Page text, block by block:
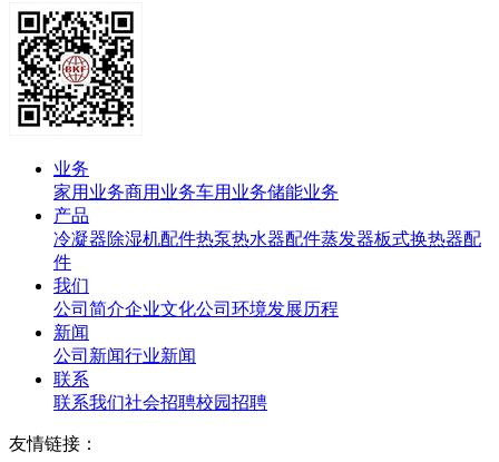
业务
家用业务商用业务车用业务储能业务
产品
冷凝器除湿机配件热泵热水器配件蒸发器板式换热器配
件
我们
公司简介企业文化公司环境发展历程
新闻
公司新闻行业新闻
联系
联系我们社会招聘校园招聘
友情链接：